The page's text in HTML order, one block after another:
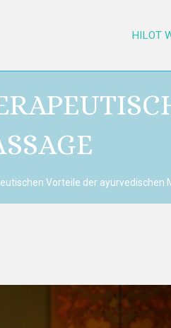
HILOT
Vorteile der ayurvedischen